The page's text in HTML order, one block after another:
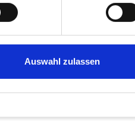
Auswahl zulassen
es sich um
Besuchsdienste